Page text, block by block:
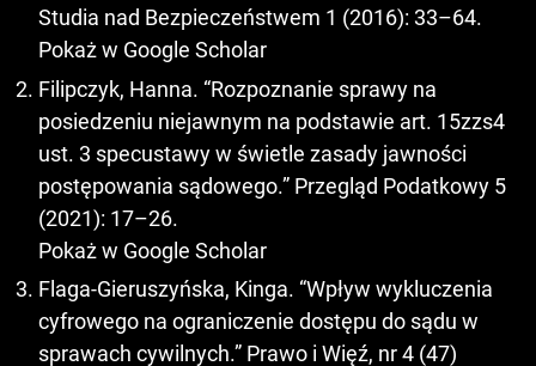
Studia nad Bezpieczeństwem 1 (2016): 33–64.
Pokaż w Google Scholar
Filipczyk, Hanna. “Rozpoznanie sprawy na
posiedzeniu niejawnym na podstawie art. 15zzs4
ust. 3 specustawy w świetle zasady jawności
postępowania sądowego.” Przegląd Podatkowy 5
(2021): 17–26.
Pokaż w Google Scholar
Flaga-Gieruszyńska, Kinga. “Wpływ wykluczenia
cyfrowego na ograniczenie dostępu do sądu w
sprawach cywilnych.” Prawo i Więź, nr 4 (47)